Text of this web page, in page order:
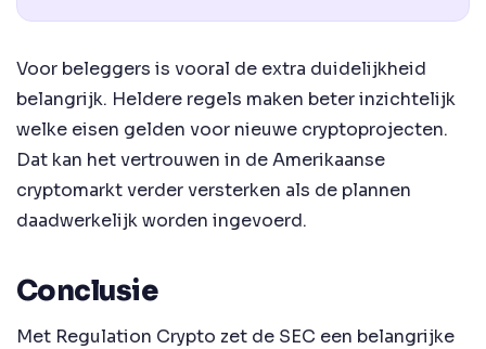
Voor beleggers is vooral de extra duidelijkheid
belangrijk. Heldere regels maken beter inzichtelijk
welke eisen gelden voor nieuwe cryptoprojecten.
Dat kan het vertrouwen in de Amerikaanse
cryptomarkt verder versterken als de plannen
daadwerkelijk worden ingevoerd.
Conclusie
Met Regulation Crypto zet de SEC een belangrijke